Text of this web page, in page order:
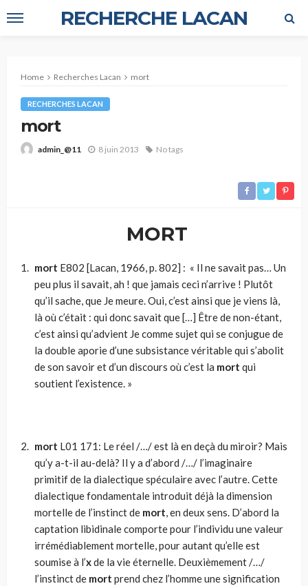
RECHERCHE LACAN
Home Recherches Lacan mort
RECHERCHES LACAN
mort
admin_@11 8 juin 2013 No tags
MORT
mort E802 [Lacan, 1966, p. 802] : « Il ne savait pas… Un
peu plus il savait, ah ! que jamais ceci n’arrive ! Plutôt
qu’il sache, que Je meure. Oui, c’est ainsi que je viens là,
là où c’était : qui donc savait que […] Être de non-étant,
c’est ainsi qu’advient Je comme sujet qui se conjugue de
la double aporie d’une subsistance véritable qui s’abolit
de son savoir et d’un discours où c’est la mort qui
soutient l’existence. »
mort L01 171: Le réel /…/ est là en deçà du miroir? Mais
qu’y a-t-il au-delà? Il y a d’abord /…/ l’imaginaire
primitif de la dia­lectique spéculaire avec l’autre. Cette
dialectique fondamentale intro­duit déjà la dimension
mortelle de l’instinct de mort, en deux sens. D’abord la
captation libidinale comporte pour l’individu une valeur
irrémédiablement mortelle, pour autant qu’elle est
soumise à l’xde la vie éternelle. Deuxièmement /…/
l’instinct de mort prend chez l’homme une signification